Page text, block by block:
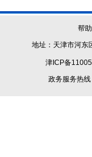
帮
地址：天津市河
津ICP备
政务服务热